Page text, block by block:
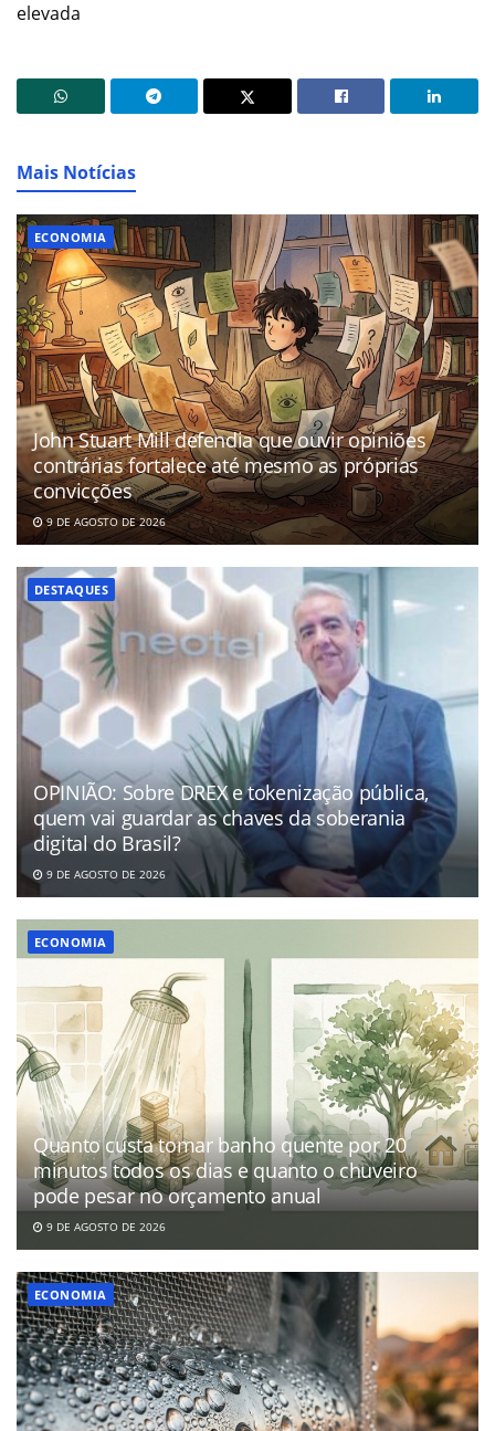
elevada
Mais Notícias
ECONOMIA
John Stuart Mill defendia que ouvir opiniões
contrárias fortalece até mesmo as próprias
convicções
9 DE AGOSTO DE 2026
DESTAQUES
OPINIÃO: Sobre DREX e tokenização pública,
quem vai guardar as chaves da soberania
digital do Brasil?
9 DE AGOSTO DE 2026
ECONOMIA
Quanto custa tomar banho quente por 20
minutos todos os dias e quanto o chuveiro
pode pesar no orçamento anual
9 DE AGOSTO DE 2026
ECONOMIA